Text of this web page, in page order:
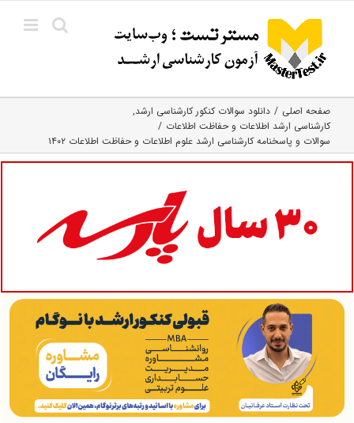
content
صفحه اصلی
دانلود سوالات کنکور کارشناسی ارشد
کارشناسی ارشد اطلاعات و حفاظت اطلاعات
سوالات و پاسخنامه کارشناسی ارشد علوم اطلاعات و حفاظت اطلاعات ۱۴۰۲